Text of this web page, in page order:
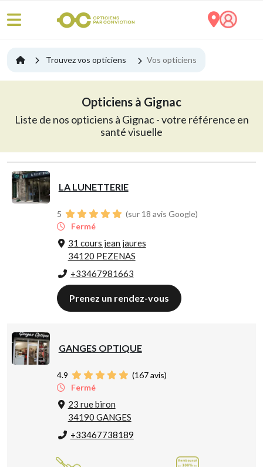
Trouvez vos opticiens Vos opticiens
Opticiens à Gignac
Liste de nos opticiens à Gignac - votre référence en
santé visuelle
LA LUNETTERIE
5
(sur 18 avis Google)
Fermé
31 cours jean jaures
34120 PEZENAS
+33467981663
Prenez un rendez-vous
GANGES OPTIQUE
4.9 (167avis)
Fermé
23 rue biron
34190 GANGES
+33467738189